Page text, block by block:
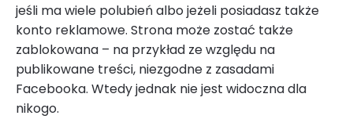
jeśli ma wiele polubień albo jeżeli posiadasz także
konto reklamowe. Strona może zostać także
zablokowana – na przykład ze względu na
publikowane treści, niezgodne z zasadami
Facebooka. Wtedy jednak nie jest widoczna dla
nikogo.